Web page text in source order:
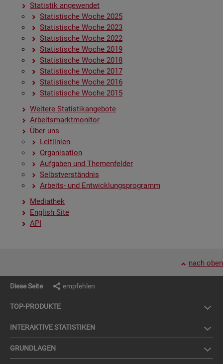
Sta­tis­tik an­ge­wen­det
Sta­tis­ti­sche Woche 2025
Sta­tis­ti­sche Woche 2023
Sta­tis­ti­sche Woche 2022
Sta­tis­ti­sche Woche 2019
Sta­tis­ti­sche Woche 2018
Sta­tis­ti­sche Woche 2017
Sta­tis­ti­sche Woche 2016
Sta­tis­ti­sche Woche 2015
Wei­te­re Sta­tis­tik­an­ge­bo­te
Ar­beits­markt­mo­ni­tor
Über uns
Leit­li­ni­en
Or­ga­ni­sa­ti­on
Auf­ga­ben und The­men­fel­der
Selbst­ver­ständ­nis
Ar­beits- und Ent­wick­lungs­pro­gramm
Me­dia­thek
English Site
API
nach oben
Diese Seite empfehlen
TOP-PRO­DUK­TE
IN­TER­AK­TI­VE STA­TIS­TI­KEN
GRUND­LA­GEN